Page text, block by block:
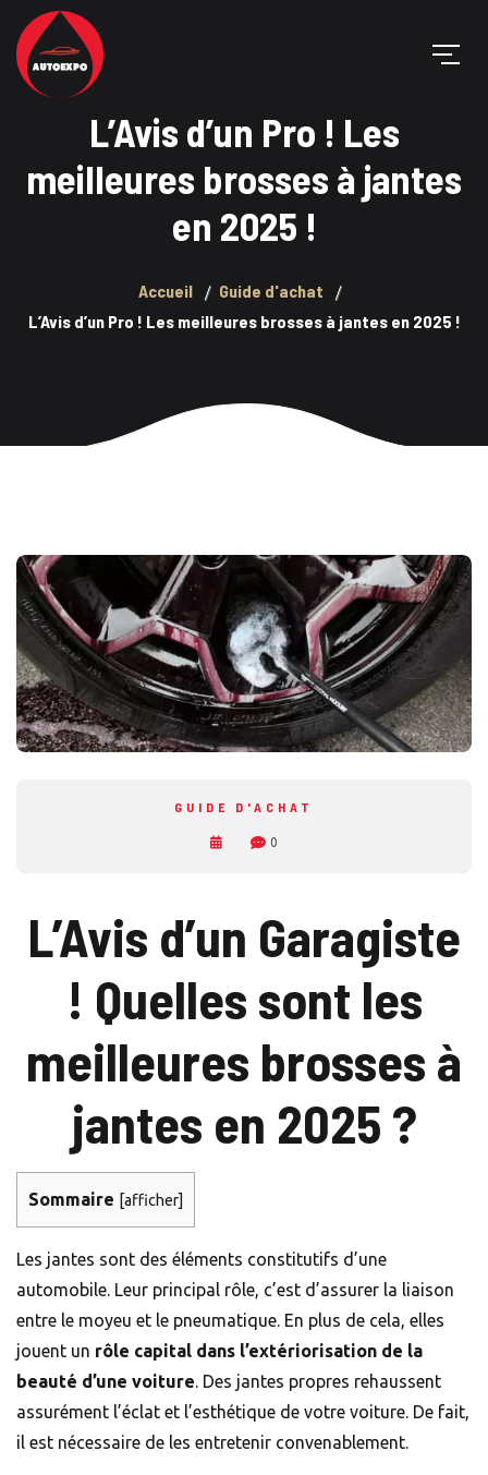
L’Avis d’un Pro ! Les
meilleures brosses à jantes
en 2025 !
Accueil
Guide d'achat
L’Avis d’un Pro ! Les meilleures brosses à jantes en 2025 !
GUIDE D'ACHAT
0
L’Avis d’un Garagiste
! Quelles sont les
meilleures brosses à
jantes en 2025 ?
Sommaire [afficher]
Les jantes sont des éléments constitutifs d’une
automobile. Leur principal rôle, c’est d’assurer la liaison
entre le moyeu et le pneumatique. En plus de cela, elles
jouent un rôle capital dans l’extériorisation de la
beauté d’une voiture. Des jantes propres rehaussent
assurément l’éclat et l’esthétique de votre voiture. De fait,
il est nécessaire de les entretenir convenablement.